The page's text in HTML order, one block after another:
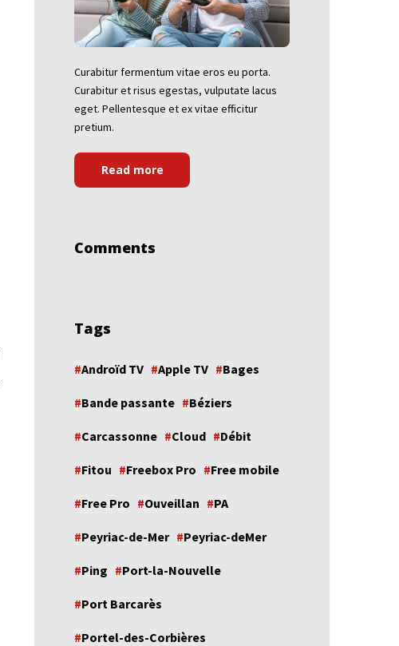
Curabitur fermentum vitae eros eu porta.
Curabitur et risus egestas, vulputate lacus
eget. Pellentesque et ex vitae efficitur
pretium.
Read more
Comments
Tags
Androïd TV Apple TV Bages
Bande passante Béziers
Carcassonne Cloud Débit
Fitou Freebox Pro Free mobile
Free Pro Ouveillan PA
Peyriac-de-Mer Peyriac-deMer
Ping Port-la-Nouvelle
Port Barcarès
Portel-des-Corbières